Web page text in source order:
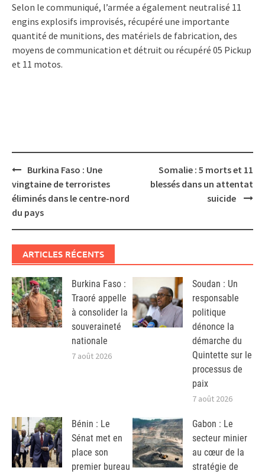
Selon le communiqué, l’armée a également neutralisé 11
engins explosifs improvisés, récupéré une importante
quantité de munitions, des matériels de fabrication, des
moyens de communication et détruit ou récupéré 05 Pickup
et 11 motos.
Post
navigation
Burkina Faso : Une
vingtaine de terroristes
éliminés dans le centre-nord
du pays
Somalie : 5 morts et 11
blessés dans un attentat
suicide
ARTICLES RÉCENTS
Burkina Faso :
Traoré appelle
à consolider la
souveraineté
nationale
7 août 2026
Soudan : Un
responsable
politique
dénonce la
démarche du
Quintette sur le
processus de
paix
7 août 2026
Bénin : Le
Sénat met en
place son
premier bureau
Gabon : Le
secteur minier
au cœur de la
stratégie de